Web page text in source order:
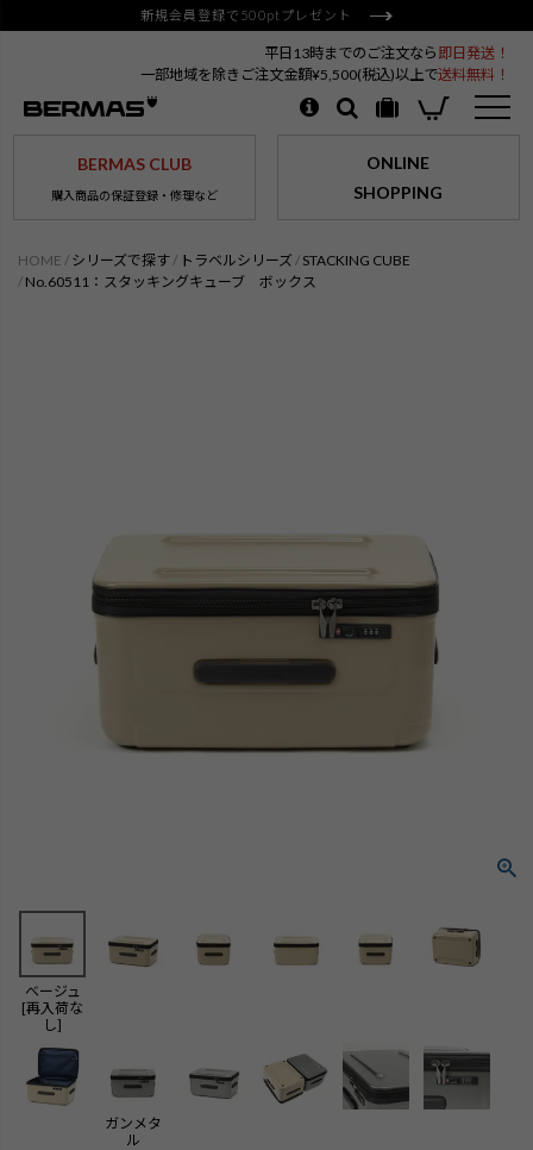
新規会員登録で500ptプレゼント
平日13時までのご注文なら 即日発送！
一部地域を除きご注文金額¥5,500(税込)以上で送料無料！
BERMAS CLUB
購入商品の保証登録・修理など
ONLINE
SHOPPING
HOME シリーズで探す トラベルシリーズ
STACKING CUBE
No.60511：スタッキングキューブ ボックス
ベージュ
[再入荷な
し]
ガンメタ
ル